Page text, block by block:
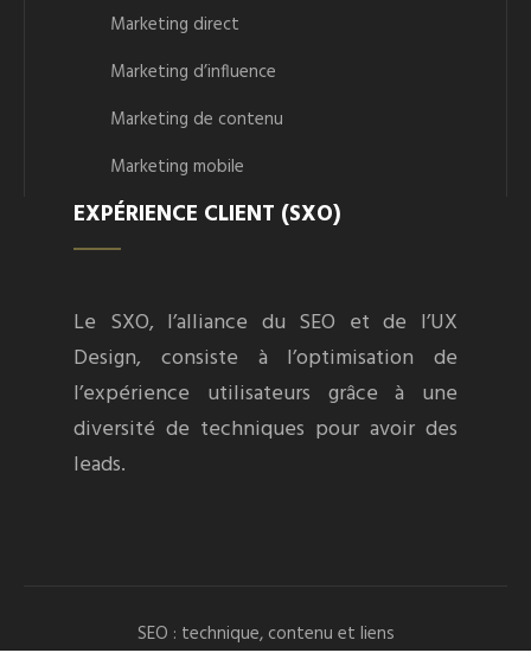
Marketing direct
Marketing d’influence
Marketing de contenu
Marketing mobile
EXPÉRIENCE CLIENT (SXO)
Le SXO, l’alliance du SEO et de l’UX
Design, consiste à l’optimisation de
l’expérience utilisateurs grâce à une
diversité de techniques pour avoir des
leads.
SEO : technique, contenu et liens